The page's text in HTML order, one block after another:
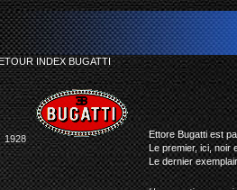
INDEX BUGATTI
1928
Ettore Bugatti est
Le premier, ici, noir
Le dernier